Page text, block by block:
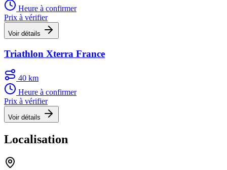
Heure à confirmer
Prix à vérifier
Voir détails
Triathlon Xterra France
40 km
Heure à confirmer
Prix à vérifier
Voir détails
Localisation